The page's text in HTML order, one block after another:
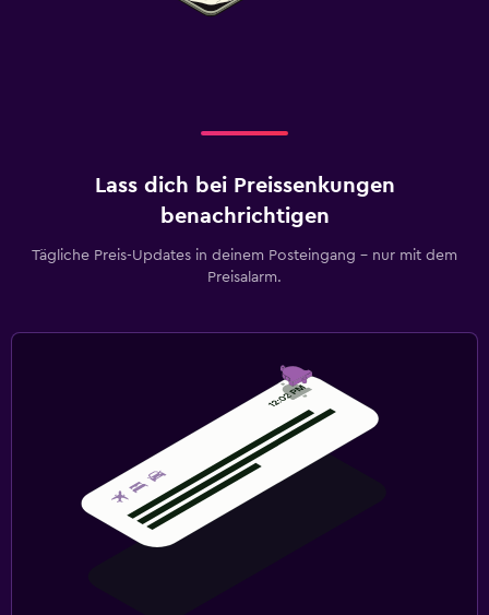
Lass dich bei Preissenkungen
benachrichtigen
Tägliche Preis-Updates in deinem Posteingang – nur mit dem
Preisalarm.